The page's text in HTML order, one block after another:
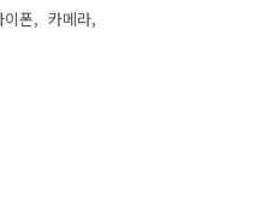
이폰
카메라